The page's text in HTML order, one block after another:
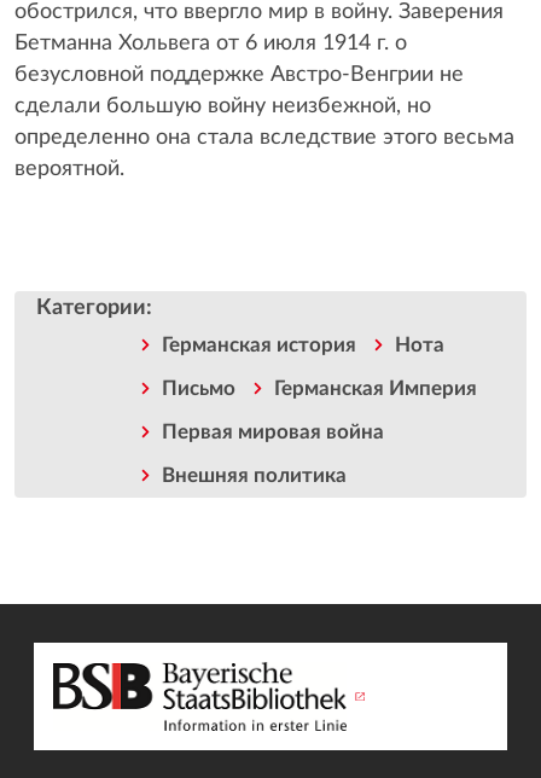
обострился, что ввергло мир в войну. Заверения
Бетманна Хольвега от 6 июля 1914 г. о
безусловной поддержке Австро-Венгрии не
сделали большую войну неизбежной, но
определенно она стала вследствие этого весьма
вероятной.
Категории:
Германская история Нота
Письмо Германская Империя
Первая мировая война
Внешняя политика